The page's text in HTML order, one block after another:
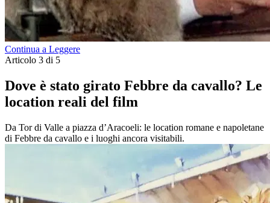
Continua a Leggere
Articolo 3 di 5
Dove è stato girato Febbre da cavallo? Le
location reali del film
Da Tor di Valle a piazza d’Aracoeli: le location romane e napoletane
di Febbre da cavallo e i luoghi ancora visitabili.